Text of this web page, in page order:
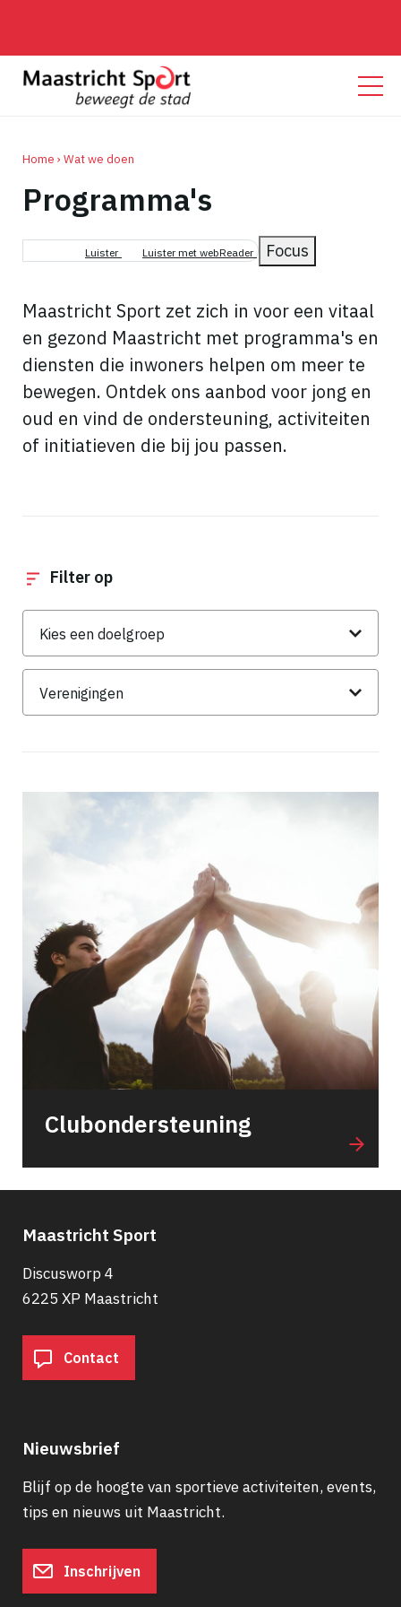
Kruimelpad
Home Wat we doen
Programma's
Luister Luister met webReader Focus
Maastricht Sport zet zich in voor een vitaal
en gezond Maastricht met programma's en
diensten die inwoners helpen om meer te
bewegen. Ontdek ons aanbod voor jong en
oud en vind de ondersteuning, activiteiten
of initiatieven die bij jou passen.
Filter op
Doelgroep
Thema
Clubondersteuning
Maastricht Sport
Discusworp 4
6225 XP Maastricht
Contact
Nieuwsbrief
Blijf op de hoogte van sportieve activiteiten, events,
tips en nieuws uit Maastricht.
Inschrijven